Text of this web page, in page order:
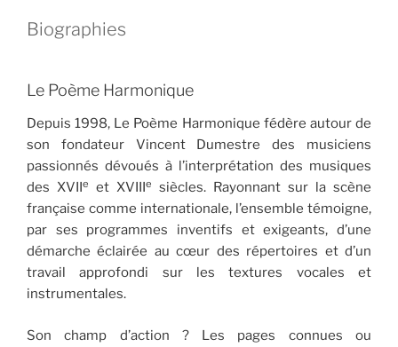
Biographies
Le Poème Harmonique
Depuis 1998, Le Poème Harmonique fédère autour de
son fondateur Vincent Dumestre des musiciens
passionnés dévoués à l’interprétation des musiques
des XVII
e et XVIII e
siècles. Rayonnant sur la scène
française comme internationale, l’ensemble témoigne,
par ses programmes inventifs et exigeants, d’une
démarche éclairée au cœur des répertoires et d’un
travail approfondi sur les textures vocales et
instrumentales.
Son champ d’action ? Les pages connues ou